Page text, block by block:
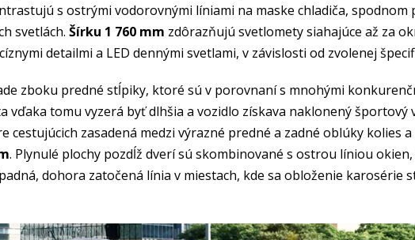
s ostrými vodorovnými líniami na maske chladiča, spodnom
svetlách.Šírku 1 760 mm zdôrazňujú svetlomety siahajúce až za
detailmi a LED dennými svetlami, v závislosti od zvolenej
zboku predné stĺpiky, ktoré sú v porovnaní s mnohými
vďaka tomu vyzerá byť dlhšia a vozidlo získava naklonený športový
cestujúcich zasadená medzi výrazné predné a zadné oblúky kolies
. Plynulé plochy pozdĺž dverí sú skombinované s ostrou líniou
dohora zatočená línia v miestach, kde sa obloženie karosérie